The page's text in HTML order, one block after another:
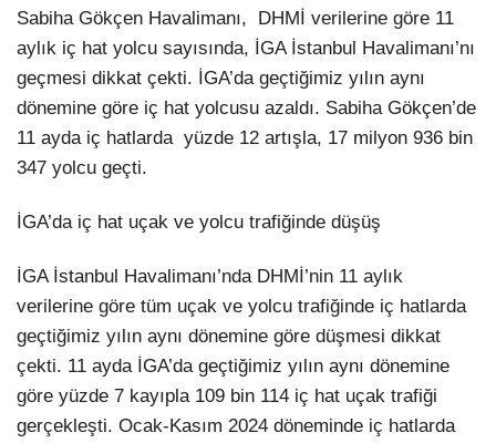
Facebook
Instagram
Youtube
Sabiha Gökçen Havalimanı,
DHMİ verilerine göre 11
aylık iç hat yolcu sayısında, İGA İstanbul Havalimanı’nı
geçmesi dikkat çekti. İGA’da geçtiğimiz yılın aynı
dönemine göre iç hat yolcusu azaldı. Sabiha Gökçen’de
11 ayda iç hatlarda yüzde 12 artışla, 17 milyon 936 bin
347 yolcu geçti.
İGA’da iç hat uçak ve yolcu trafiğinde düşüş
İGA İstanbul Havalimanı’nda DHMİ’nin 11 aylık
verilerine göre tüm uçak ve yolcu trafiğinde iç hatlarda
geçtiğimiz yılın aynı dönemine göre düşmesi dikkat
çekti. 11 ayda İGA’da geçtiğimiz yılın aynı dönemine
göre yüzde 7 kayıpla 109 bin 114 iç hat uçak trafiği
gerçekleşti. Ocak-Kasım 2024 döneminde iç hatlarda